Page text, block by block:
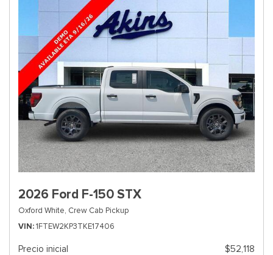
2026 Ford F-150 STX
Oxford White, Crew Cab Pickup
VIN 1FTEW2KP3TKE17406
Precio inicial
$52,118